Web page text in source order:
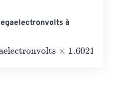
à
×1.60218 e-19=0